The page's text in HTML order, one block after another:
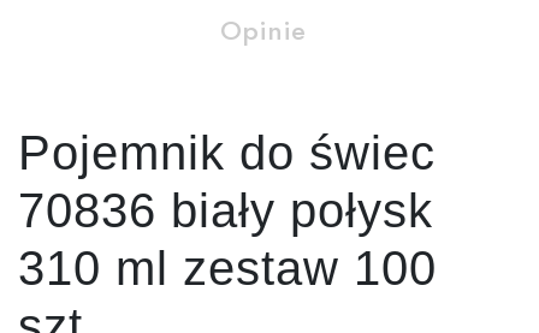
Opinie
Pojemnik do świec
70836 biały połysk
310 ml zestaw 100